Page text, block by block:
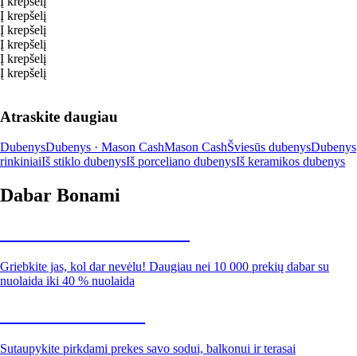
Į krepšelį
Į krepšelį
Į krepšelį
Į krepšelį
Į krepšelį
Atraskite daugiau
DubenysDubenys · Mason CashMason CashŠviesūs dubenysDubenys
rinkiniaiIš stiklo dubenysIš porceliano dubenysIš keramikos dubenys
Dabar Bonami
Griebkite jas, kol dar nevėlu! Daugiau nei 10 000 prekių dabar su
nuolaida iki 40 % nuolaida
Sutaupykite pirkdami prekes savo sodui, balkonui ir terasai